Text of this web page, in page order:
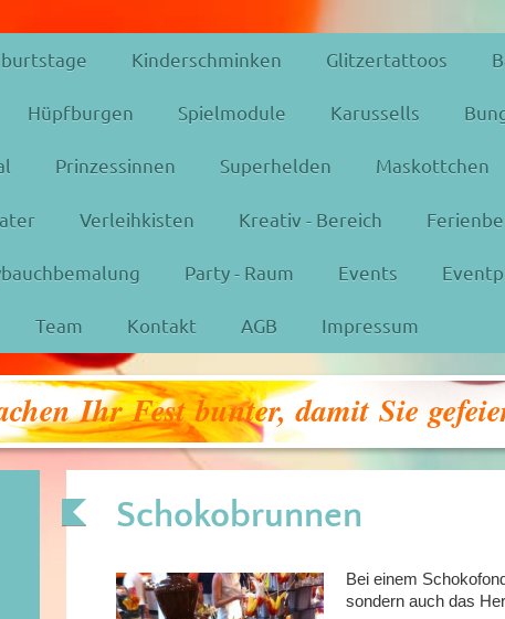
Kinderschminken Glitzertattoos
Hüpfburgen Spielmodule Karussells
Prinzessinnen Superhelden Maskottchen
Verleihkisten Kreativ - Bereich
Party - Raum Events
Team Kontakt AGB Impressum
Ihr Fest bunter, damit Sie
Schokobrunnen
Bei einem
sondern auch das